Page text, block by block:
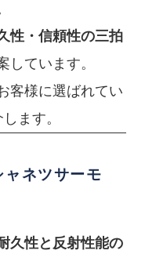
性・信頼性の三拍
しています。
客様に選ばれてい
ます。
ネツサーモ
久性と反射性能の